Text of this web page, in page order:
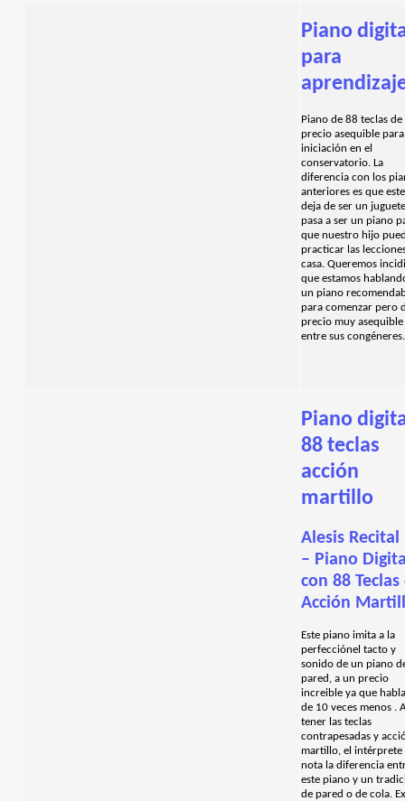
Piano
para
Piano de 88 teclas de
precio asequible para
iniciación en el
conservatorio. La
diferencia con los
anteriores es que
deja de ser un
pasa a ser un piano
que nuestro hijo
practicar las
casa. Queremos
que estamos
un piano
para comenzar pero
precio muy asequible
entre sus congéneres.
Piano
88 teclas
acción
martillo
Alesis Recital
– Piano
con 88 Teclas
Acción
Este piano imita a la
perfecciónel tacto y
sonido de un piano
pared, a un precio
increible ya que
de 10 veces menos .
tener las teclas
contrapesadas y
martillo, el intérprete
nota la diferencia
este piano y un
de pared o de cola.